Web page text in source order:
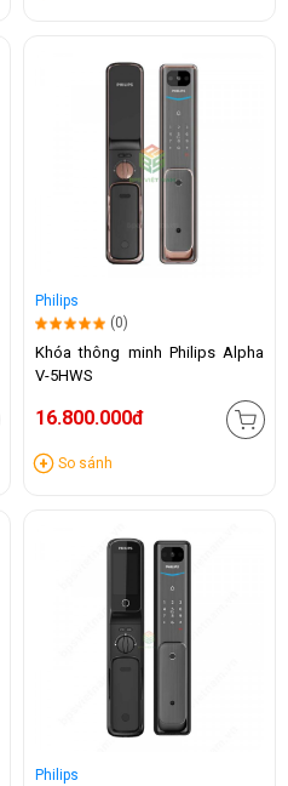
Philips
(0)
Khóa thông minh Philips Alpha
V-5HWS
16.800.000đ
So sánh
Philips